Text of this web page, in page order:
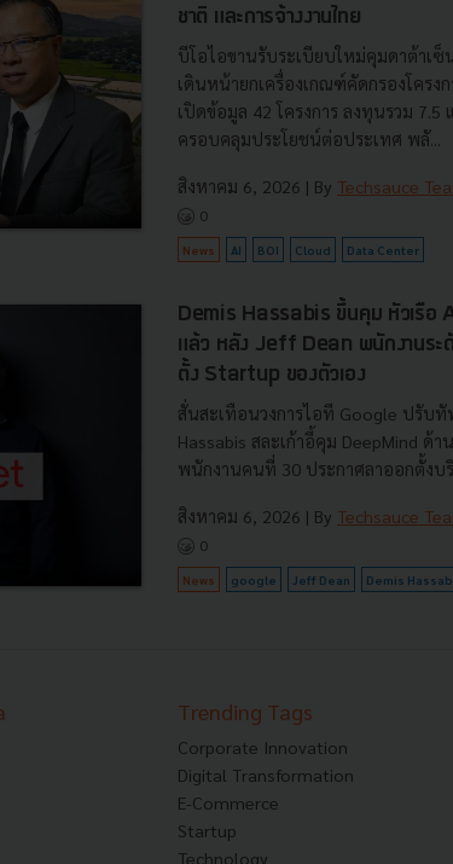
ชาติ และการจ้างงานไทย
บีโอไอขานรับระเบียบใหม่คุมดาต้าเซ็
เดินหน้ายกเครื่องเกณฑ์คัดกรองโครง
เปิดข้อมูล 42 โครงการ ลงทุนรวม 7.5
ครอบคลุมประโยชน์ต่อประเทศ พลั...
สิงหาคม 6, 2026 | By Techsauce
0
News AI BOI Cloud Data Center
Demis Hassabis ขึ้นคุม หัวเรือ
แล้ว หลัง Jeff Dean พนักงานระดั
ตั้ง Startup ของตัวเอง
สั่นสะเทือนวงการไอที Google ปรับ
Hassabis สละเก้าอี้คุม DeepMind ด้
พนักงานคนที่ 30 ประกาศลาออกตั้งบ
สิงหาคม 6, 2026 | By Techsauce
0
News google Jeff Dean Demis
Trending Tags
Corporate Innovation
Digital Transformation
E-Commerce
Startup
Technology